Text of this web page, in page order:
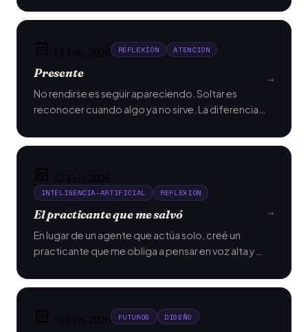
13 Feb, 2026 REFLEXIÓN ATENCIÓN
Presente
No rendirse es seguir apareciendo. Soltar es
reconocer cuando algo ya no sirve. La diferencia
→
12 Feb, 2026
INTELIGENCIA-ARTIFICIAL REFLEXIÓN
El practicante que me salvó
En lugar de un agente que actúa solo, creé un
practicante que me obliga a pensar en voz alta y
→
10 Feb, 2026 FUTUROS DISEÑO